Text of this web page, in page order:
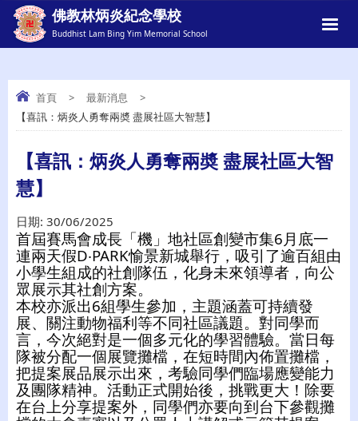
佛教林炳炎紀念學校
Buddhist Lam Bing Yim Memorial School
【喜訊：炳炎人勇奪兩奬 盡展社區大智
慧】
首頁 > 最新消息
>
【喜訊：炳炎人勇奪兩奬 盡展社區大智慧】
【喜訊：炳炎人勇奪兩奬 盡展社區大智
慧】
日期: 30/06/2025
首屆賽馬會成長「機」地社區創變市集6月底一
連兩天假D‧PARK愉景新城舉行，吸引了逾百組由
小學生組成的社創隊伍，化身未來領導者，向公
眾展示其社創方案。
本校亦派出6組學生參加，主題涵蓋可持續發
展、關注動物福利等不同社區議題。對同學而
言，今次絕對是一個多元化的學習體驗。當日每
隊被分配一個展覽攤檔，在短時間內佈置攤檔，
把提案展品展示出來，考驗同學們臨場應變能力
及團隊精神。活動正式開始後，挑戰更大！除要
在台上分享提案外，同學們亦要向到台下參觀攤